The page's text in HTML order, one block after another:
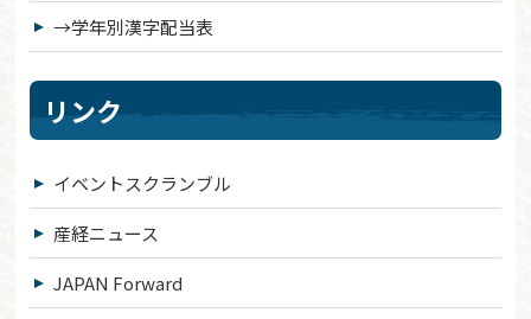
→学年別漢字配当表
リンク
イベントスクランブル
産経ニュース
JAPAN Forward